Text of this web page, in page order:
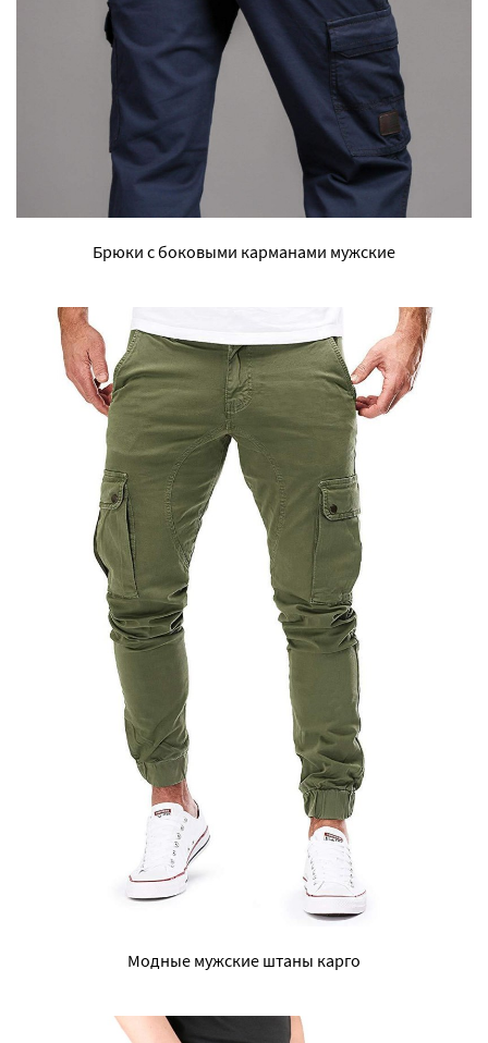
Брюки с боковыми карманами мужские
Модные мужские штаны карго